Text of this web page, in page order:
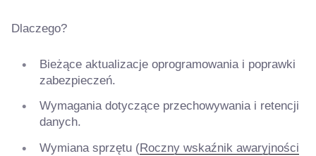
Dlaczego?
Bieżące aktualizacje oprogramowania i poprawki
zabezpieczeń.
Wymagania dotyczące przechowywania i retencji
danych.
Wymiana sprzętu (Roczny wskaźnik awaryjności